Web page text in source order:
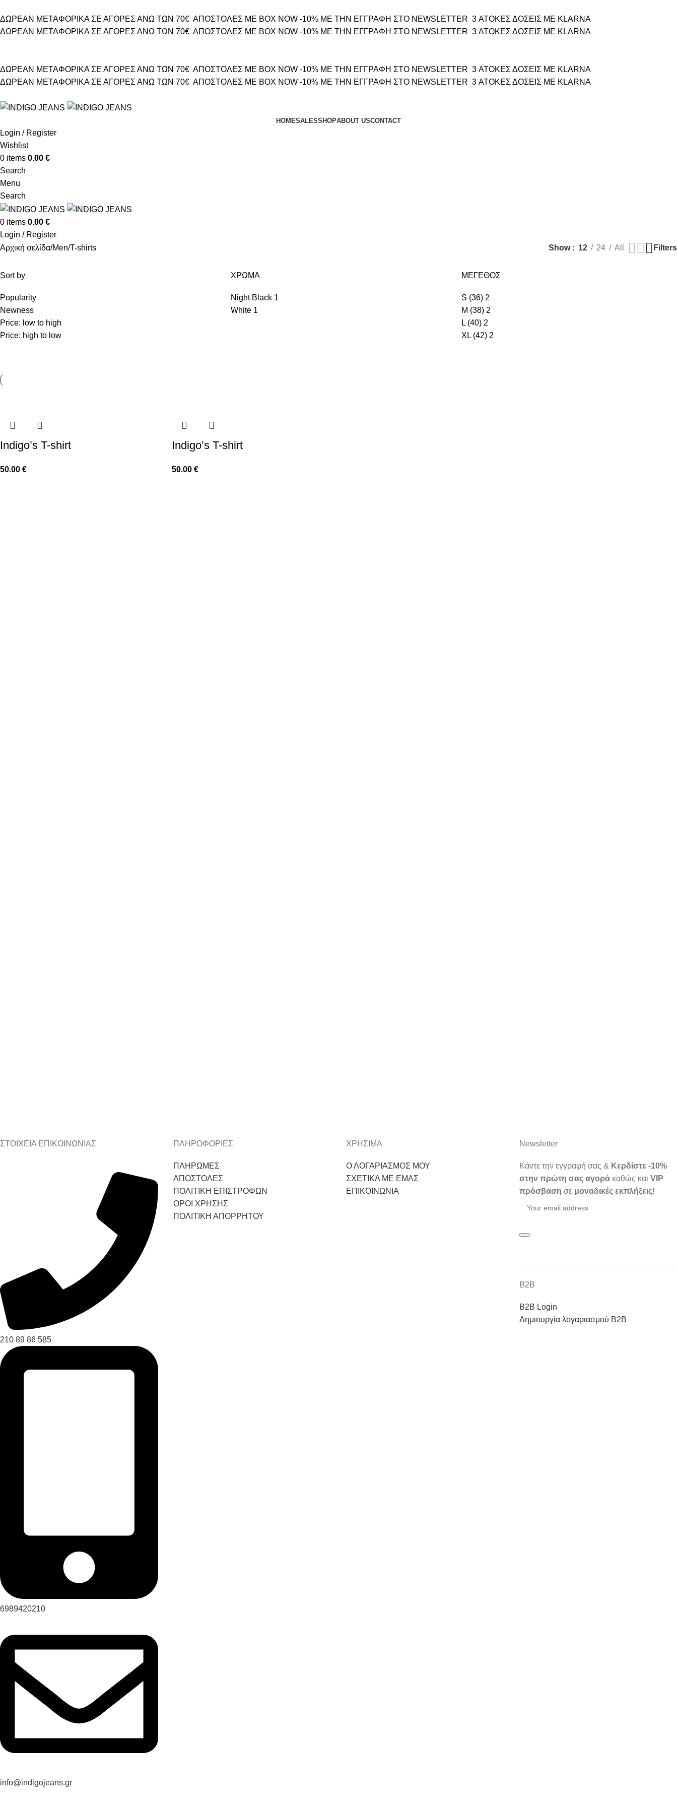
ΔΩΡΕΑΝ ΜΕΤΑΦΟΡΙΚΑ ΣΕ ΑΓΟΡΕΣ ΑΝΩ ΤΩΝ 70€ ΑΠΟΣΤΟΛΕΣ ΜΕ BOX NOW -10% ΜΕ ΤΗΝ ΕΓΓΡΑΦΗ ΣΤΟ NEWSLETTER 3 ΑΤΟΚΕΣ ΔΟΣΕΙΣ ΜΕ KLARNA
ΔΩΡΕΑΝ ΜΕΤΑΦΟΡΙΚΑ ΣΕ ΑΓΟΡΕΣ ΑΝΩ ΤΩΝ 70€ ΑΠΟΣΤΟΛΕΣ ΜΕ BOX NOW -10% ΜΕ ΤΗΝ ΕΓΓΡΑΦΗ ΣΤΟ NEWSLETTER 3 ΑΤΟΚΕΣ ΔΟΣΕΙΣ ΜΕ KLARNA
ΔΩΡΕΑΝ ΜΕΤΑΦΟΡΙΚΑ ΣΕ ΑΓΟΡΕΣ ΑΝΩ ΤΩΝ 70€ ΑΠΟΣΤΟΛΕΣ ΜΕ BOX NOW -10% ΜΕ ΤΗΝ ΕΓΓΡΑΦΗ ΣΤΟ NEWSLETTER 3 ΑΤΟΚΕΣ ΔΟΣΕΙΣ ΜΕ KLARNA
ΔΩΡΕΑΝ ΜΕΤΑΦΟΡΙΚΑ ΣΕ ΑΓΟΡΕΣ ΑΝΩ ΤΩΝ 70€ ΑΠΟΣΤΟΛΕΣ ΜΕ BOX NOW -10% ΜΕ ΤΗΝ ΕΓΓΡΑΦΗ ΣΤΟ NEWSLETTER 3 ΑΤΟΚΕΣ ΔΟΣΕΙΣ ΜΕ KLARNA
HOMESALESSHOPABOUT USCONTACT
Login / Register
Wishlist
0 items 0.00 €
Search
Menu
Search
0 items 0.00 €
Login / Register
Αρχική σελίδα Men T-shirts Show 12 24 All Filters
Sort by
Popularity
Newness
Price: low to high
Price: high to low
ΧΡΩΜΑ
Night Black 1
White 1
ΜΕΓΕΘΟΣ
S (36) 2
M (38) 2
L (40) 2
XL (42) 2
Indigo’s T-shirt
50.00 €
Indigo’s T-shirt
50.00 €
ΣΤΟΙΧΕΙΑ ΕΠΙΚΟΙΝΩΝΙΑΣ
210 89 86 585
6989420210
info@indigojeans.gr
ΠΛΗΡΟΦΟΡΙΕΣ
ΠΛΗΡΩΜΕΣ
ΑΠΟΣΤΟΛΕΣ
ΠΟΛΙΤΙΚΗ ΕΠΙΣΤΡΟΦΩΝ
ΟΡΟΙ ΧΡΗΣΗΣ
ΠΟΛΙΤΙΚΗ ΑΠΟΡΡΗΤΟΥ
ΧΡΗΣΙΜΑ
Ο ΛΟΓΑΡΙΑΣΜΟΣ ΜΟΥ
ΣΧΕΤΙΚΑ ΜΕ ΕΜΑΣ
ΕΠΙΚΟΙΝΩΝΙΑ
Newsletter
Κάντε την εγγραφή σας & Κερδίστε -10%
στην πρώτη σας αγοράκαθώς και VIP
πρόσβαση σε μοναδικές εκπλήξεις!
Β2Β
Β2Β Login
Δημιουργία λογαριασμού Β2Β